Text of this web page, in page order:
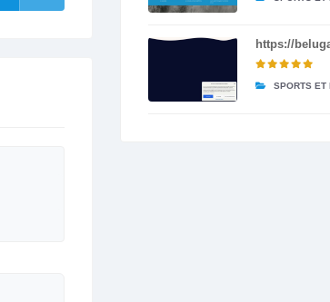
https://
SPORTS ET